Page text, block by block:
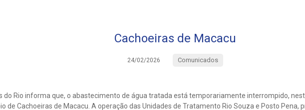
Cachoeiras de Macacu
24/02/2026 Comunicados
do Rio informa que, o abastecimento de água tratada está temporariamente interrompido,
de Cachoeiras de Macacu. A operação das Unidades de Tratamento Rio Souza e Posto Pena,